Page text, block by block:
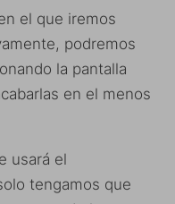
el que iremos
podremos
la pantalla
en el menos
usará el
tengamos que